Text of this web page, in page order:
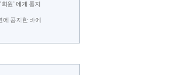
원"에게 통지
공지한 바에